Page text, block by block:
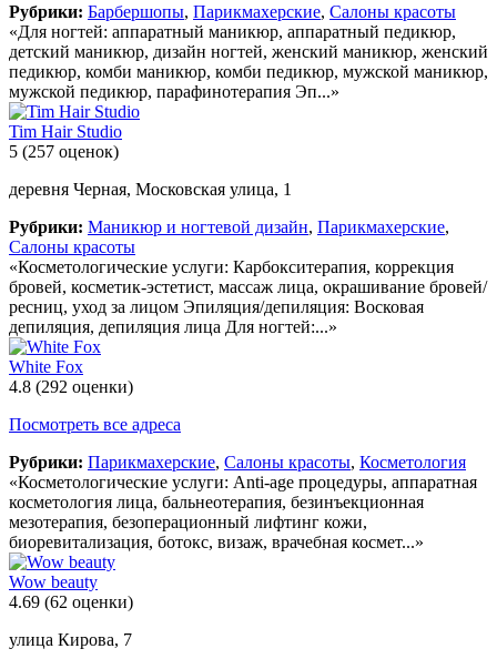
Рубрики: Барбершопы, Парикмахерские, Салоны красоты
«Для ногтей: аппаратный маникюр, аппаратный педикюр,
детский маникюр, дизайн ногтей, женский маникюр, женский
педикюр, комби маникюр, комби педикюр, мужской маникюр,
мужской педикюр, парафинотерапия Эп...»
Tim Hair Studio
5 (257 оценок)
деревня Черная, Московская улица, 1
Рубрики: Маникюр и ногтевой дизайн, Парикмахерские,
Салоны красоты
«Косметологические услуги: Карбокситерапия, коррекция
бровей, косметик-эстетист, массаж лица, окрашивание бровей/
ресниц, уход за лицом Эпиляция/депиляция: Восковая
депиляция, депиляция лица Для ногтей:...»
White Fox
4.8 (292 оценки)
Посмотреть все адреса
Рубрики: Парикмахерские, Салоны красоты, Косметология
«Косметологические услуги: Anti-age процедуры, аппаратная
косметология лица, бальнеотерапия, безинъекционная
мезотерапия, безоперационный лифтинг кожи,
биоревитализация, ботокс, визаж, врачебная космет...»
Wow beauty
4.69 (62 оценки)
улица Кирова, 7